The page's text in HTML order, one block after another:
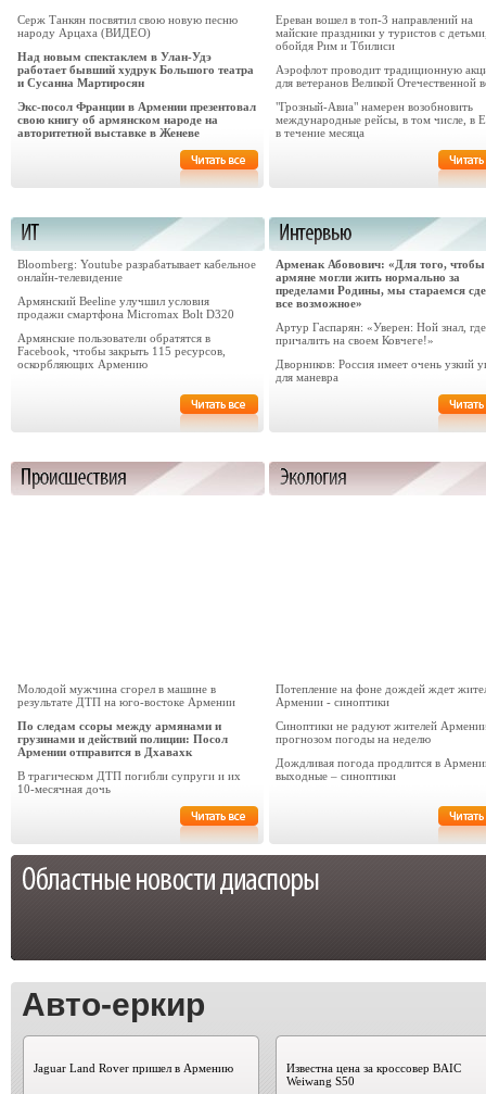
Серж Танкян посвятил свою новую песню
народу Арцаха (ВИДЕО)
Над новым спектаклем в Улан-Удэ
работает бывший худрук Большого театра
и Сусанна Мартиросян
Экс-посол Франции в Армении презентовал
свою книгу об армянском народе на
авторитетной выставке в Женеве
Ереван вошел в топ-3 направлений на
майские праздники у туристов с
обойдя Рим и Тбилиси
Аэрофлот проводит традиционную
для ветеранов Великой Отечественной
"Грозный-Авиа" намерен возобновить
международные рейсы, в том числе, в
в течение месяца
Bloomberg: Youtube разрабатывает кабельное
онлайн-телевидение
Армянский Beeline улучшил условия
продажи смартфона Micromax Bolt D320
Армянские пользователи обратятся в
Facebook, чтобы закрыть 115 ресурсов,
оскорбляющих Армению
​Арменак Абовович: «Для того, чтобы
армяне могли жить нормально за
пределами Родины, мы стараемся
все возможное»
Артур Гаспарян: «Уверен: Ной знал, где
причалить на своем Ковчеге!»
Дворников: Россия имеет очень узкий
для маневра
Молодой мужчина сгорел в машине в
результате ДТП на юго-востоке Армении
По следам ссоры между армянами и
грузинами и действий полиции: Посол
Армении отправится в Дхавахк
В трагическом ДТП погибли супруги и их
10-месячная дочь
Потепление на фоне дождей ждет
Армении - синоптики
Синоптики не радуют жителей
прогнозом погоды на неделю
Дождливая погода продлится в
выходные – синоптики
Авто-еркир
Jaguar Land Rover пришел в Армению
Известна цена за кроссовер BAIC
Weiwang S50